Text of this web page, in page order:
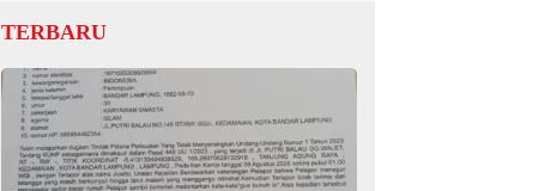
TERBARU